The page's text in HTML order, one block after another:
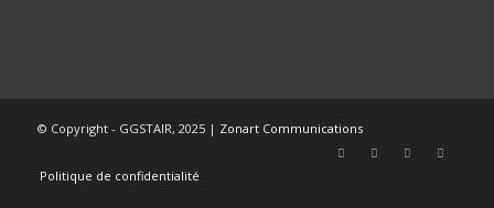
© Copyright - GGSTAIR, 2025 | Zonart Communications
Politique de confidentialité